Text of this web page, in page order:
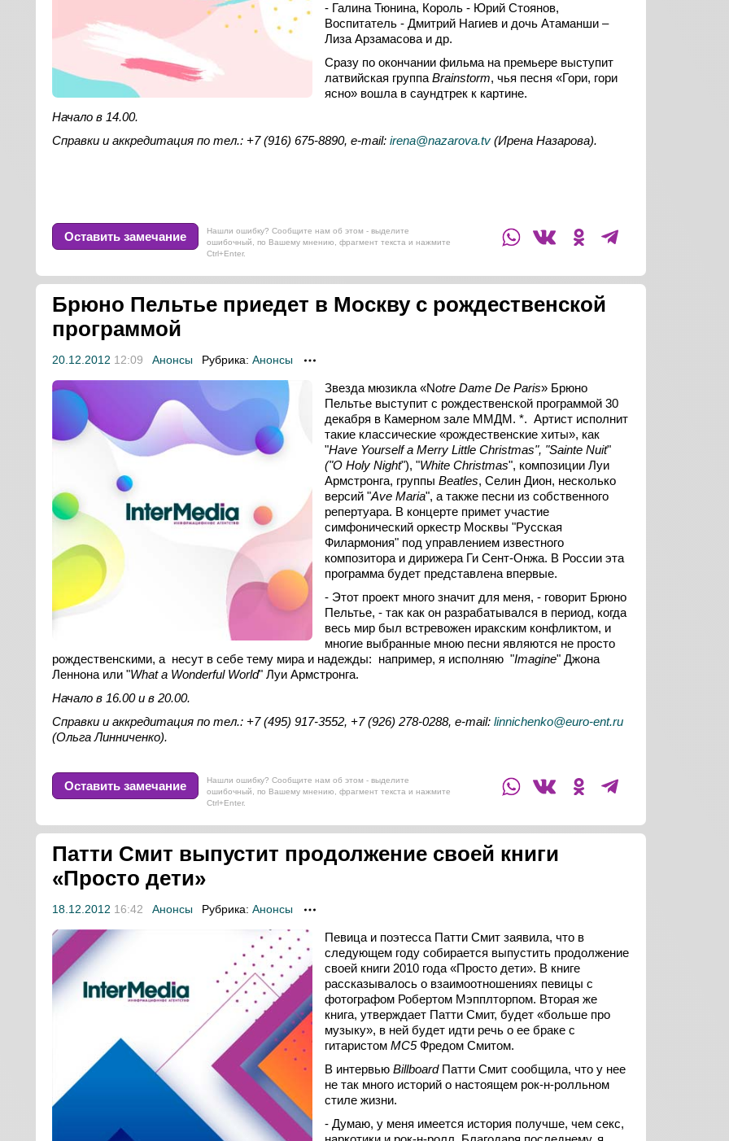
- Галина Тюнина, Король - Юрий Стоянов,
Воспитатель - Дмитрий Нагиев и дочь Атаманши –
Лиза Арзамасова и др.
Сразу по окончании фильма на премьере выступит
латвийская группа Brainstorm, чья песня «Гори, гори
ясно» вошла в саундтрек к картине.
Начало в 14.00.
Справки и аккредитация по тел.: +7 (916) 675-8890, e-mail: irena@nazarova.tv (Ирена Назарова).
Оставить замечание
Нашли ошибку? Сообщите нам об этом - выделите
ошибочный, по Вашему мнению, фрагмент текста и нажмите
Ctrl+Enter.
Брюно Пельтье приедет в Москву с рождественской
программой
20.12.2012 12:09 Анонсы Рубрика: Анонсы
Звезда мюзикла «Notre Dame De Paris» Брюно
Пельтье выступит с рождественской программой 30
декабря в Камерном зале ММДМ. *. Артист исполнит
такие классические «рождественские хиты», как
"Have Yourself a Merry Little Christmas", "Sainte Nuit"
("O Holy Night"), "White Christmas", композиции Луи
Армстронга, группы Beatles, Селин Дион, несколько
версий "Ave Maria", а также песни из собственного
репертуара. В концерте примет участие
симфонический оркестр Москвы "Русская
Филармония" под управлением известного
композитора и дирижера Ги Сент-Онжа. В России эта
программа будет представлена впервые.
- Этот проект много значит для меня, - говорит Брюно
Пельтье, - так как он разрабатывался в период, когда
весь мир был встревожен иракским конфликтом, и
многие выбранные мною песни являются не просто
рождественскими, а несут в себе тему мира и надежды: например, я исполняю "Imagine" Джона
Леннона или "What a Wonderful World" Луи Армстронга.
Начало в 16.00 и в 20.00.
Справки и аккредитация по тел.: +7 (495) 917-3552, +7 (926) 278-0288, e-mail: linnichenko@euro-ent.ru
(Ольга Линниченко).
Оставить замечание
Нашли ошибку? Сообщите нам об этом - выделите
ошибочный, по Вашему мнению, фрагмент текста и нажмите
Ctrl+Enter.
Патти Смит выпустит продолжение своей книги
«Просто дети»
18.12.2012 16:42 Анонсы Рубрика: Анонсы
Певица и поэтесса Патти Смит заявила, что в
следующем году собирается выпустить продолжение
своей книги 2010 года «Просто дети». В книге
рассказывалось о взаимоотношениях певицы с
фотографом Робертом Мэпплторпом. Вторая же
книга, утверждает Патти Смит, будет «больше про
музыку», в ней будет идти речь о ее браке с
гитаристом MC5Фредом Смитом.
В интервью BillboardПатти Смит сообщила, что у нее
не так много историй о настоящем рок-н-ролльном
стиле жизни.
- Думаю, у меня имеется история получше, чем секс,